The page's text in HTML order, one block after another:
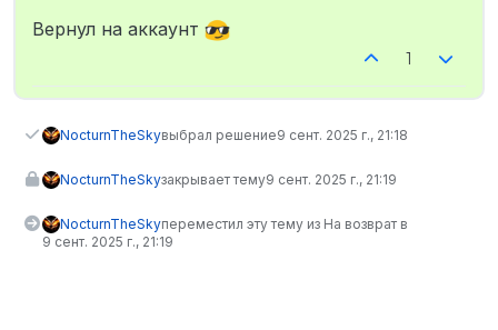
Вернул на аккаунт
1
NocturnTheSkyвыбрал решение9 сент. 2025 г., 21:18
NocturnTheSkyзакрывает тему9 сент. 2025 г., 21:19
NocturnTheSkyпереместил эту тему из На возврат в
9 сент. 2025 г., 21:19